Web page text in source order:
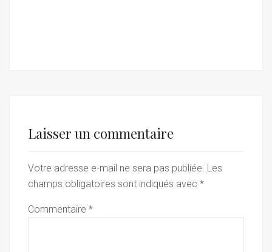
Laisser un commentaire
Votre adresse e-mail ne sera pas publiée. Les
champs obligatoires sont indiqués avec *
Commentaire *